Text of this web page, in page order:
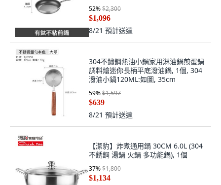
52%$2,300
$1,096
8/21 預計送達
304不鏽鋼熱油小鍋家用淋油鍋煎蛋鍋
調料熗迷你長柄平底潑油鍋, 1個, 304
潑油小鍋120ML:如圖, 35cm
59%$1,597
$639
8/21 預計送達
【潔豹】炸煮通用鍋 30CM 6.0L (304
不銹鋼 湯鍋 火鍋 多功能鍋), 1個
37%$1,800
$1,134